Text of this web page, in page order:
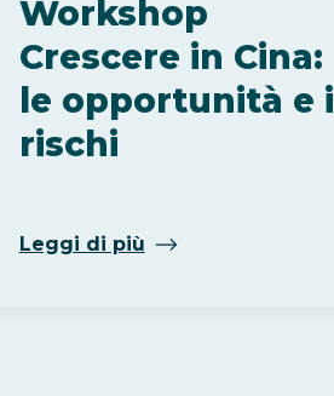
Workshop
Crescere in Cina:
le opportunità e i
rischi
Leggi di più